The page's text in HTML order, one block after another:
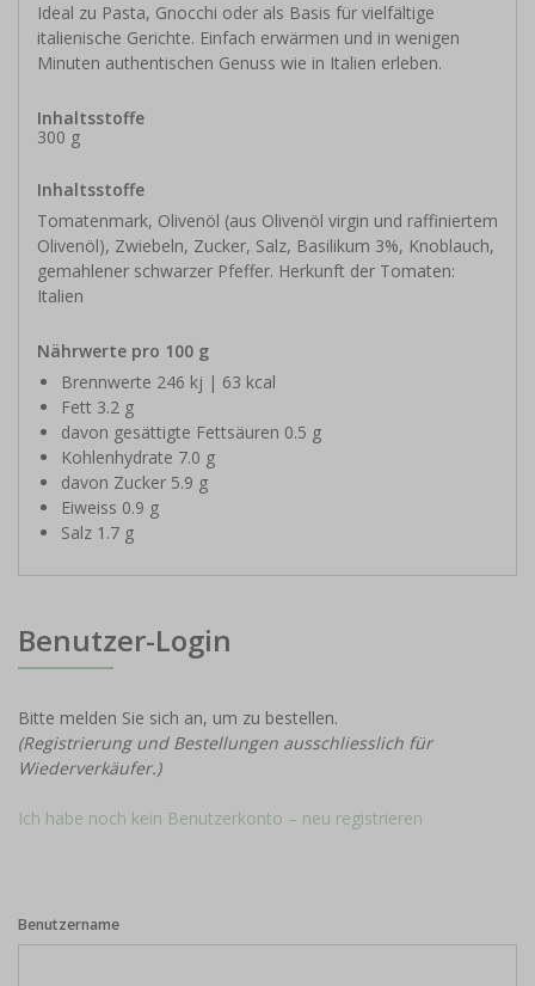
Ideal zu Pasta, Gnocchi oder als Basis für vielfältige
italienische Gerichte. Einfach erwärmen und in wenigen
Minuten authentischen Genuss wie in Italien erleben.
Inhaltsstoffe
300 g
Inhaltsstoffe
Tomatenmark, Olivenöl (aus Olivenöl virgin und raffiniertem
Olivenöl), Zwiebeln, Zucker, Salz, Basilikum 3%, Knoblauch,
gemahlener schwarzer Pfeffer. Herkunft der Tomaten:
Italien
Nährwerte pro 100 g
Brennwerte 246 kj | 63 kcal
Fett 3.2 g
davon gesättigte Fettsäuren 0.5 g
Kohlenhydrate 7.0 g
davon Zucker 5.9 g
Eiweiss 0.9 g
Salz 1.7 g
Benutzer-Login
Bitte melden Sie sich an, um zu bestellen.
(Registrierung und Bestellungen ausschliesslich für
Wiederverkäufer.)
Ich habe noch kein Benutzerkonto – neu registrieren
Benutzername